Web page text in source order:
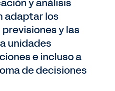
y análisis
adaptar los
y las
unidades
e incluso a
de decisiones